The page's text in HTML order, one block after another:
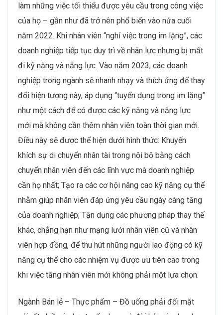
làm những việc tối thiểu được yêu cầu trong công việc
của họ – gần như đã trở nên phổ biến vào nửa cuối
năm 2022. Khi nhân viên “nghỉ việc trong im lặng”, các
doanh nghiệp tiếp tục duy trì về nhân lực nhưng bị mất
đi kỹ năng và năng lực. Vào năm 2023, các doanh
nghiệp trong ngành sẽ nhanh nhạy và thích ứng để thay
đổi hiện tượng này, áp dụng “tuyển dụng trong im lặng”
như một cách để có được các kỹ năng và năng lực
mới mà không cần thêm nhân viên toàn thời gian mới.
Điều này sẽ được thể hiện dưới hình thức: Khuyến
khích sự di chuyển nhân tài trong nội bộ bằng cách
chuyển nhân viên đến các lĩnh vực mà doanh nghiệp
cần họ nhất; Tạo ra các cơ hội nâng cao kỹ năng cụ thể
nhằm giúp nhân viên đáp ứng yêu cầu ngày càng tăng
của doanh nghiệp; Tận dụng các phương pháp thay thế
khác, chẳng hạn như mạng lưới nhân viên cũ và nhân
viên hợp đồng, để thu hút những người lao động có kỹ
năng cụ thể cho các nhiệm vụ được ưu tiên cao trong
khi việc tăng nhân viên mới không phải một lựa chọn.
Ngành Bán lẻ – Thực phẩm – Đồ uống phải đối mặt